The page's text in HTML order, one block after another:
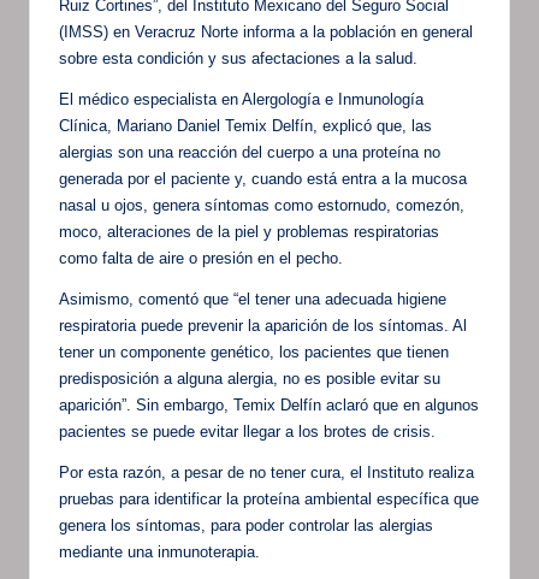
Ruiz Cortines”, del Instituto Mexicano del Seguro Social
(IMSS) en Veracruz Norte informa a la población en general
sobre esta condición y sus afectaciones a la salud.
El médico especialista en Alergología e Inmunología
Clínica, Mariano Daniel Temix Delfín, explicó que, las
alergias son una reacción del cuerpo a una proteína no
generada por el paciente y, cuando está entra a la mucosa
nasal u ojos, genera síntomas como estornudo, comezón,
moco, alteraciones de la piel y problemas respiratorias
como falta de aire o presión en el pecho.
Asimismo, comentó que “el tener una adecuada higiene
respiratoria puede prevenir la aparición de los síntomas. Al
tener un componente genético, los pacientes que tienen
predisposición a alguna alergia, no es posible evitar su
aparición”. Sin embargo, Temix Delfín aclaró que en algunos
pacientes se puede evitar llegar a los brotes de crisis.
Por esta razón, a pesar de no tener cura, el Instituto realiza
pruebas para identificar la proteína ambiental específica que
genera los síntomas, para poder controlar las alergias
mediante una inmunoterapia.